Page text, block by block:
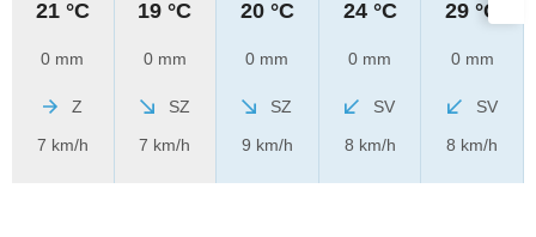
21 °C
0 mm
Z
7 km/h
19 °C
0 mm
SZ
7 km/h
20 °C
0 mm
SZ
9 km/h
24 °C
0 mm
SV
8 km/h
29 °C
0 mm
SV
8 km/h